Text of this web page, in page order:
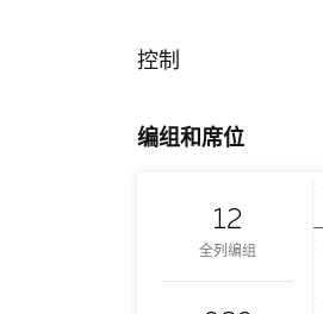
控制
编组和席位
12
全列编组